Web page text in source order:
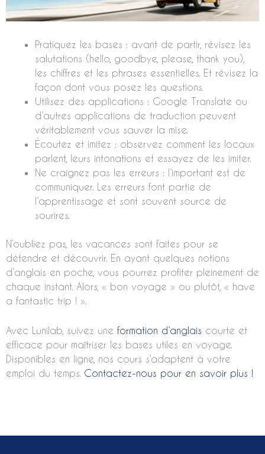
Pratiquez les bases : avant de partir, révisez les
salutations (hello, goodbye, please, thank you),
les chiffres et les phrases essentielles. Et révisez la
façon dont vous posez les questions.
Utilisez des applications : Google Translate ou
d’autres applications de traduction peuvent
véritablement vous sauver la mise.
Écoutez et imitez : observez comment les locaux
parlent, leurs intonations et essayez de les imiter.
Ne craignez pas les erreurs : l’important est de
communiquer. Les erreurs font partie de
l’apprentissage et sont souvent source de
sourires.
N’oubliez pas, les vacances sont faites pour se
détendre et découvrir. En ayant quelques notions
d’anglais en poche, vous pourrez profiter pleinement de
chaque instant. Alors, « bon voyage » ou plutôt, « have
a fantastic trip ! ».
Avec Lunilab, suivez une formation d’anglais courte et
efficace pour maîtriser les bases utiles en voyage.
Disponibles en ligne, nos cours s’adaptent à votre
emploi du temps. Contactez-nous pour en savoir plus !